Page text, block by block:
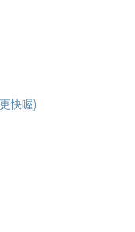
快喔)